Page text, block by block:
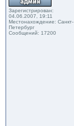
Зарегистрирован:
04.06.2007, 19:11
Местонахождение: Санкт-
Петербург
Сообщений: 17200